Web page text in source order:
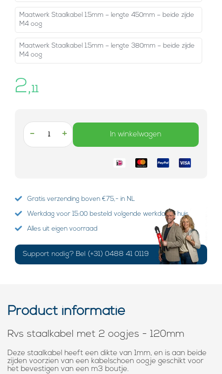
Maatwerk Staalkabel 1.5mm – lengte 450mm – beide zijde
M4 oog
Maatwerk Staalkabel 1.5mm – lengte 380mm – beide zijde
M4 oog
2,11
- + In winkelwagen
Gratis verzending boven €75,- in NL
Werkdag voor 15:00 besteld volgende werkdag in huis
Alles uit eigen voorraad
Support nodig? Bel (+31) 0488 41 0119
Product informatie
Rvs staalkabel met 2 oogjes - 120mm
Deze staalkabel heeft een dikte van 1mm, en is aan beide
zijden voorzien van een kabelschoen oogje geschikt voor
het bevestigen van een m3 boutje.